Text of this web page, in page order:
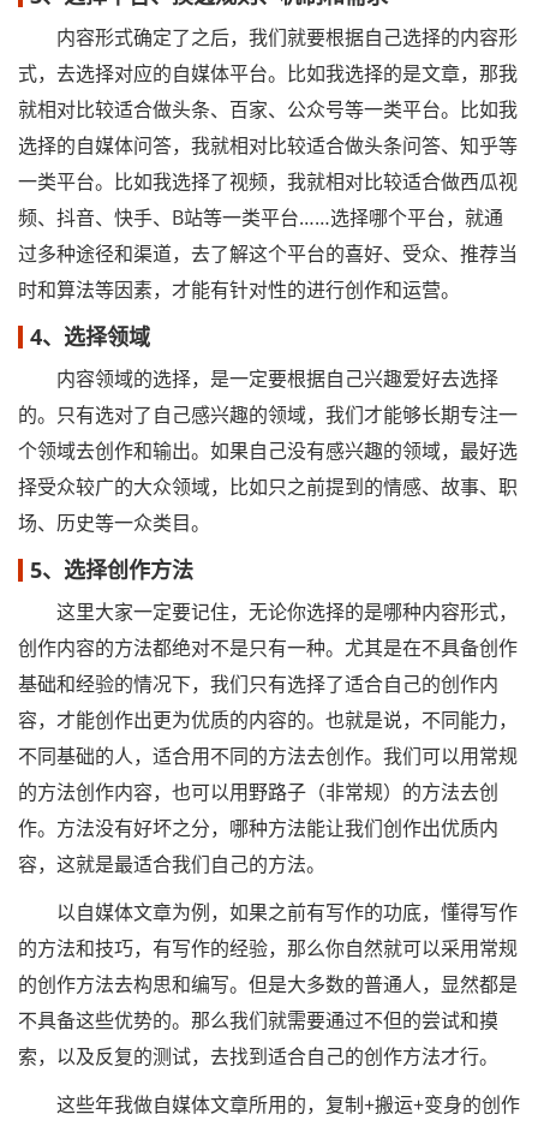
内容形式确定了之后，我们就要根据自己选择的内容形
式，去选择对应的自媒体平台。比如我选择的是文章，那我
就相对比较适合做头条、百家、公众号等一类平台。比如我
选择的自媒体问答，我就相对比较适合做头条问答、知乎等
一类平台。比如我选择了视频，我就相对比较适合做西瓜视
频、抖音、快手、B站等一类平台……选择哪个平台，就通
过多种途径和渠道，去了解这个平台的喜好、受众、推荐当
时和算法等因素，才能有针对性的进行创作和运营。
4、选择领域
内容领域的选择，是一定要根据自己兴趣爱好去选择
的。只有选对了自己感兴趣的领域，我们才能够长期专注一
个领域去创作和输出。如果自己没有感兴趣的领域，最好选
择受众较广的大众领域，比如只之前提到的情感、故事、职
场、历史等一众类目。
5、选择创作方法
这里大家一定要记住，无论你选择的是哪种内容形式，
创作内容的方法都绝对不是只有一种。尤其是在不具备创作
基础和经验的情况下，我们只有选择了适合自己的创作内
容，才能创作出更为优质的内容的。也就是说，不同能力，
不同基础的人，适合用不同的方法去创作。我们可以用常规
的方法创作内容，也可以用野路子（非常规）的方法去创
作。方法没有好坏之分，哪种方法能让我们创作出优质内
容，这就是最适合我们自己的方法。
以自媒体文章为例，如果之前有写作的功底，懂得写作
的方法和技巧，有写作的经验，那么你自然就可以采用常规
的创作方法去构思和编写。但是大多数的普通人，显然都是
不具备这些优势的。那么我们就需要通过不但的尝试和摸
索，以及反复的测试，去找到适合自己的创作方法才行。
这些年我做自媒体文章所用的，复制+搬运+变身的创作